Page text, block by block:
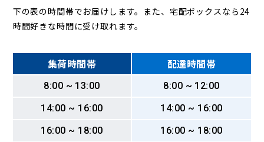
下の表の時間帯でお届けします。また、宅配ボックスなら24
時間好きな時間に受け取れます。
集荷時間帯 配達時間帯
8:00 ~ 13:00
8:00 ~ 12:00
14:00 ~ 16:00
14:00 ~ 16:00
16:00 ~ 18:00
16:00 ~ 18:00